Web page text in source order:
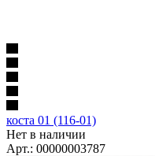
коста 01 (116-01)
Нет в наличии
Арт.: 00000003787